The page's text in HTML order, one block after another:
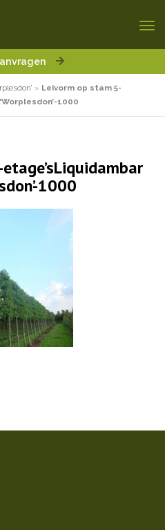
» Leivorm op stam 5-
1000
1000